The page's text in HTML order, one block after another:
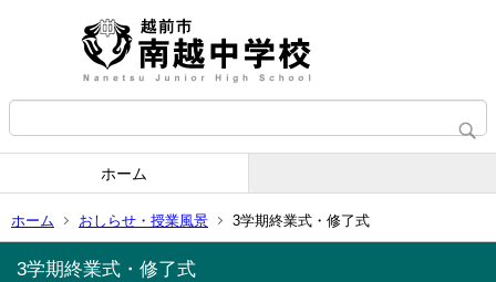
ホーム
ホーム おしらせ・授業風景 3学期終業式・修了式
3学期終業式・修了式